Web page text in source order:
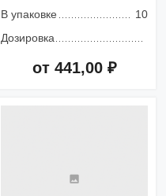
В упаковке
10
Дозировка
от 441,00 ₽